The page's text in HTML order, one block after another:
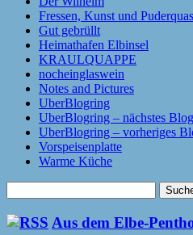
Fressen, Kunst und
Gut gebrüllt
Heimathafen Elbinsel
KRAULQUAPPE
nocheinglaswein
Notes and Pictures
UberBlogring
UberBlogring – nächstes Blog
UberBlogring – vorheriges
Vorspeisenplatte
Warme Küche
nach:
Aus dem Elbe-